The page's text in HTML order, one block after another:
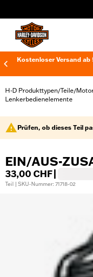
Kostenloser Versand
H-D Produkttypen/Teile/
Lenkerbedienelemente
Prüfen, ob dieses Teil
EIN/AUS-
33,00 CHF
Teil | SKU-Nummer: 71718-02